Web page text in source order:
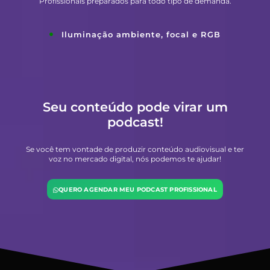
Iluminação ambiente, focal e RGB
Seu conteúdo pode virar um
podcast!
Se você tem vontade de produzir conteúdo audiovisual e ter
voz no mercado digital, nós podemos te ajudar!
QUERO AGENDAR MEU PODCAST PROFISSIONAL